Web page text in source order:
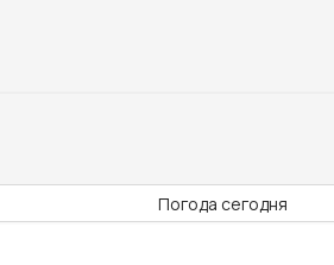
Погода сегодня